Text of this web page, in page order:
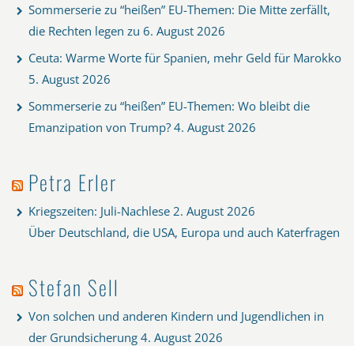
Sommerserie zu “heißen” EU-Themen: Die Mitte zerfällt,
die Rechten legen zu 6. August 2026
Ceuta: Warme Worte für Spanien, mehr Geld für Marokko
5. August 2026
Sommerserie zu “heißen” EU-Themen: Wo bleibt die
Emanzipation von Trump? 4. August 2026
Petra Erler
Kriegszeiten: Juli-Nachlese 2. August 2026
Über Deutschland, die USA, Europa und auch Katerfragen
Stefan Sell
Von solchen und anderen Kindern und Jugendlichen in
der Grundsicherung 4. August 2026